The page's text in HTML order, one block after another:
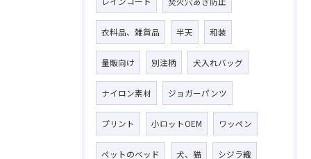
衣料品、雑貨品 半天 和装
量販向け 別注柄 犬入れバッグ
ナイロン素材 ジョガーパンツ
プリント 小ロットOEM ワッペン
ペットのベッド 犬、猫 シジラ織